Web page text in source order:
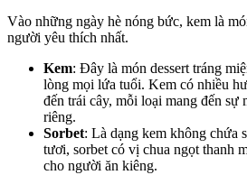
Vào những ngày hè nóng bức, kem là
người yêu thích nhất.
Kem: Đây là món dessert tráng
lòng mọi lứa tuổi. Kem có nhiều
đến trái cây, mỗi loại mang đến sự
riêng.
Sorbet: Là dạng kem không chứa
tươi, sorbet có vị chua ngọt thanh
cho người ăn kiêng.